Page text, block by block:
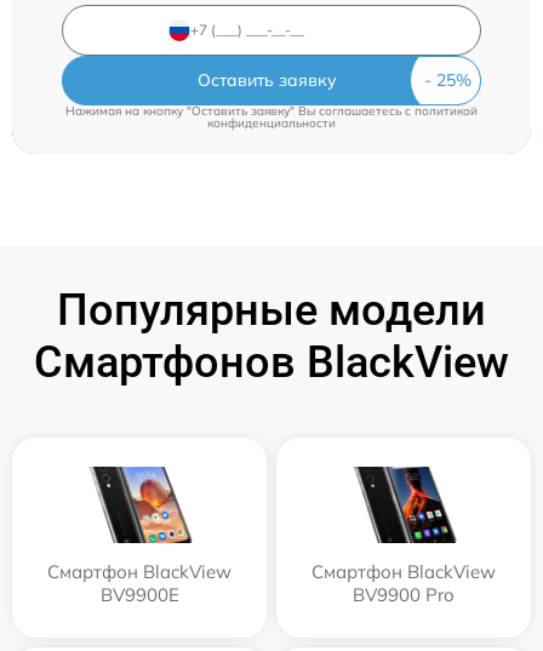
Оставить заявку
Нажимая на кнопку "Оставить заявку" Вы соглашаетесь cполитикой
конфиденциальности
Популярные модели
Смартфонов BlackView
Смартфон BlackView
BV9900E
Смартфон BlackView
BV9900 Pro